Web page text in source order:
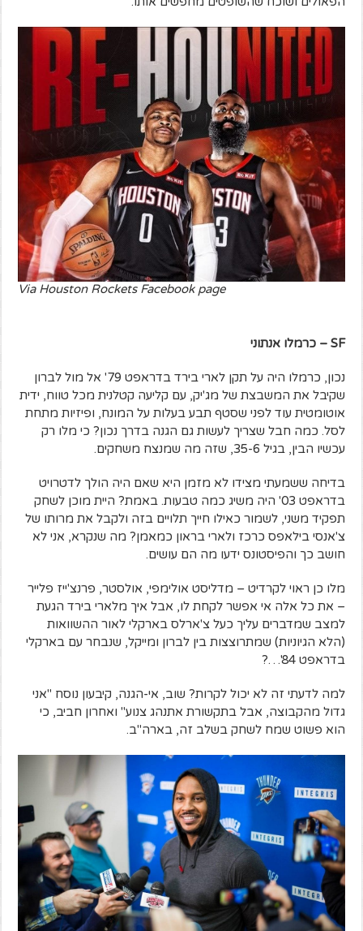
Via Houston Rockets Facebook page
SF – כרמלו אנתוני
נכון, כרמלו היה על תקן לארי בירד בדראפט 79' אל מול לברון
שקיבל את המשבצת של מג'יק, עם קליעה קטלנית מכל טווח, ידית
אוטומטית עוד לפני שסטף תבע בעלות על המונח, ופיזיות מתחת
לסל. כמה חבל שצריך לעשות גם הגנה בדרך נכון? כי מלו רק
עכשיו הבין, בגיל 35-6, שזה מה שמנצח משחקים.
בדיחה ששמעתי מצידו לא מזמן היא שאם היה הולך לדטרויט
בדראפט 03' היה משיג כמה טבעות. באמת? היית מוכן לשחק
תפקיד משני, לשמור כאילו חייך תלויים בזה ולקבל את מרותו של
צ'אנסי בילאפס כרכז ולארי בראון כמאמן? מה שנקרא, אני לא
חושב כך והפיסטונס ידעו מה הם עושים.
מלו כן ראוי לקרדיט – מדליסט אולימפי, אולסטר, פרנצ'ייז פלייר
– את כל אלה אי אפשר לקחת לו, אבל איך מלארי בירד הגעת
למצב שמדברים עליך כעל צ'ארלס בארקלי לאור ההשוואות
(הלא הגיוניות) שמתרוצצות בין לברון ומייקל, שנבחר עם בארקלי
בדראפט 84'…?
למה לדעתי זה לא יכול לקרות? שוב, אי-הגנה, קיבעון נוסח "אני
גדול מהקבוצה, אבל בתקשורת אתנהג צנוע" ואחרון חביב, כי
הוא פשוט שמח לשחק בשלב זה, בארה"ב.